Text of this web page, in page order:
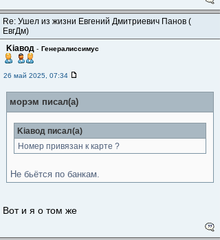
Re: Ушел из жизни Евгений Дмитриевич Панов (
ЕвгДм)
Kiaвод - Генералиссимус
26 май 2025, 07:34
морэм писал(а)
Kiaвод писал(а)
Номер привязан к карте ?
Не бьëтся по банкам.
Вот и я о том же